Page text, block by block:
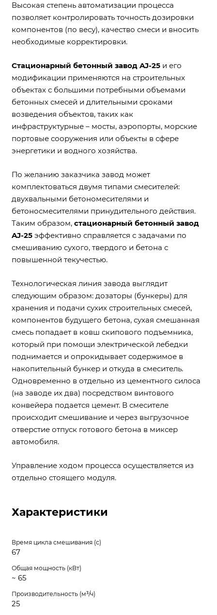
Высокая степень автоматизации процесса
позволяет контролировать точность дозировки
компонентов (по весу), качество смеси и вносить
необходимые корректировки.
Стационарный бетонный завод AJ-25 и его
модификации применяются на строительных
объектах с большими потребными объемами
бетонных смесей и длительными сроками
возведения объектов, таких как
инфраструктурные – мосты, аэропорты, морские
портовые сооружения или объекты в сфере
энергетики и водного хозяйства.
По желанию заказчика завод может
комплектоваться двумя типами смесителей:
двухвальными бетономесителями и
бетоносмесителями принудительного действия.
Таким образом, стационарный бетонный завод
AJ-25 эффективно справляется с задачами по
смешиванию сухого, твердого и бетона с
повышенной текучестью.
Технологическая линия завода выглядит
следующим образом: дозаторы (бункеры) для
хранения и подачи сухих строительных смесей,
компонентов будущего бетона, сухая смешанная
смесь попадает в ковш скипового подъемника,
который при помощи электрической лебедки
поднимается и опрокидывает содержимое в
накопительный бункер и откуда в смеситель.
Одновременно в отдельно из цементного силоса
(на заводе их два) посредством винтового
конвейера подается цемент. В смесителе
происходит смешивание и через выгрузочное
отверстие отпуск готового бетона в миксер
автомобиля.
Управление ходом процесса осуществляется из
отдельно стоящего модуля.
Характеристики
Время цикла смешивания (с)
67
Общая мощность (кВт)
~ 65
Производительность (м³/ч)
25